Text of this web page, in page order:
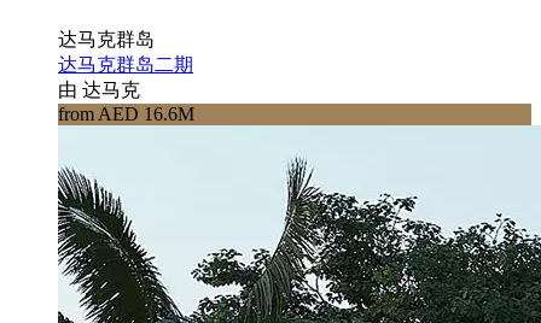
达马克群岛
达马克群岛二期
由 达马克
from AED 16.6M